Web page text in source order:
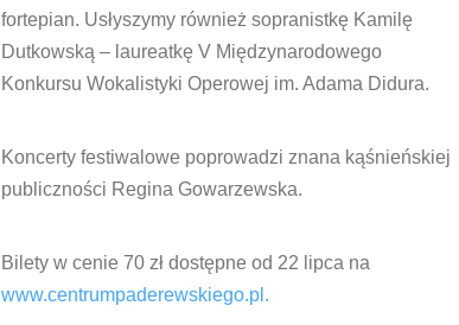
fortepian. Usłyszymy również sopranistkę Kamilę
Dutkowską – laureatkę V Międzynarodowego
Konkursu Wokalistyki Operowej im. Adama Didura.
Koncerty festiwalowe poprowadzi znana kąśnieńskiej
publiczności Regina Gowarzewska.
Bilety w cenie 70 zł dostępne od 22 lipca na
www.centrumpaderewskiego.pl.